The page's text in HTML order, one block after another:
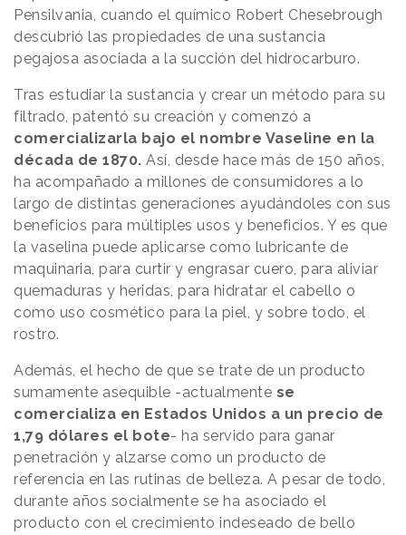
Pensilvania, cuando el químico Robert Chesebrough
descubrió las propiedades de una sustancia
pegajosa asociada a la succión del hidrocarburo.
Tras estudiar la sustancia y crear un método para su
filtrado, patentó su creación y comenzó a
comercializarla bajo el nombre Vaseline en la
década de 1870. Así, desde hace más de 150 años,
ha acompañado a millones de consumidores a lo
largo de distintas generaciones ayudándoles con sus
beneficios para múltiples usos y beneficios. Y es que
la vaselina puede aplicarse como lubricante de
maquinaria, para curtir y engrasar cuero, para aliviar
quemaduras y heridas, para hidratar el cabello o
como uso cosmético para la piel, y sobre todo, el
rostro.
Además, el hecho de que se trate de un producto
sumamente asequible -actualmente se
comercializa en Estados Unidos a un precio de
1,79 dólares el bote- ha servido para ganar
penetración y alzarse como un producto de
referencia en las rutinas de belleza. A pesar de todo,
durante años socialmente se ha asociado el
producto con el crecimiento indeseado de bello